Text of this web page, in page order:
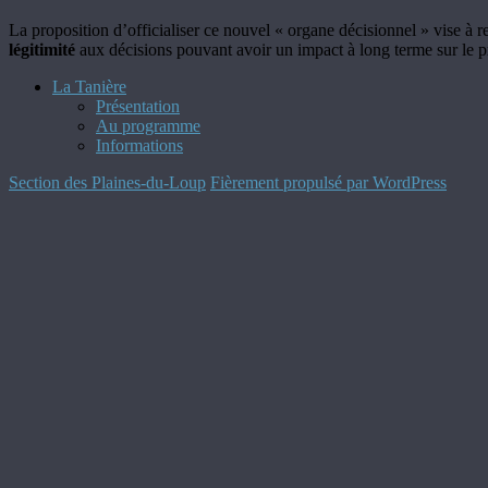
La proposition d’officialiser ce nouvel « organe décisionnel » vise à
légitimité aux décisions pouvant avoir un impact à long terme sur le
La Tanière
Présentation
Au programme
Informations
Section des Plaines-du-Loup Fièrement propulsé par WordPress